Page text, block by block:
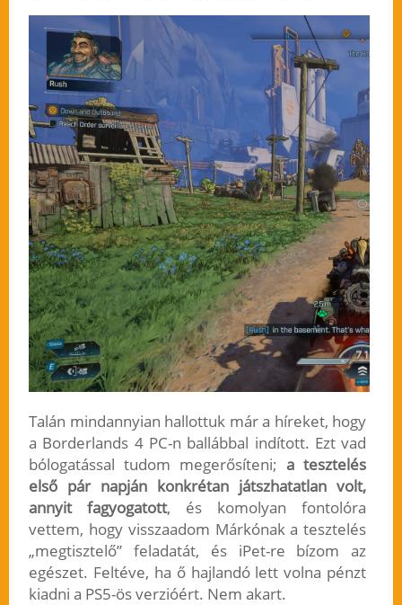
Talán mindannyian hallottuk már a híreket, hogy
a Borderlands 4 PC-n ballábbal indított. Ezt vad
bólogatással tudom megerősíteni;a tesztelés
első pár napján konkrétan játszhatatlan volt,
annyit fagyogatott, és komolyan fontolóra
vettem, hogy visszaadom Márkónak a tesztelés
„megtisztelő” feladatát, és iPet-re bízom az
egészet. Feltéve, ha ő hajlandó lett volna pénzt
kiadni a PS5-ös verzióért. Nem akart.